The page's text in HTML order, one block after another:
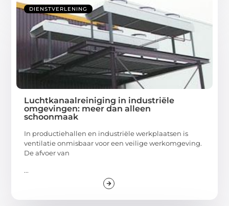
DIENSTVERLENING
Luchtkanaalreiniging in industriële
omgevingen: meer dan alleen
schoonmaak
In productiehallen en industriële werkplaatsen is
ventilatie onmisbaar voor een veilige werkomgeving.
De afvoer van
...